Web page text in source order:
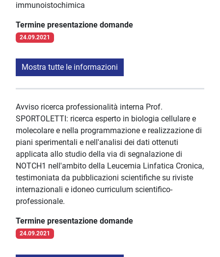
immunoistochimica
Termine presentazione domande
24.09.2021
Mostra tutte le informazioni
Avviso ricerca professionalità interna Prof.
SPORTOLETTI: ricerca esperto in biologia cellulare e
molecolare e nella programmazione e realizzazione di
piani sperimentali e nell'analisi dei dati ottenuti
applicata allo studio della via di segnalazione di
NOTCH1 nell'ambito della Leucemia Linfatica Cronica,
testimoniata da pubblicazioni scientifiche su riviste
internazionali e idoneo curriculum scientifico-
professionale.
Termine presentazione domande
24.09.2021